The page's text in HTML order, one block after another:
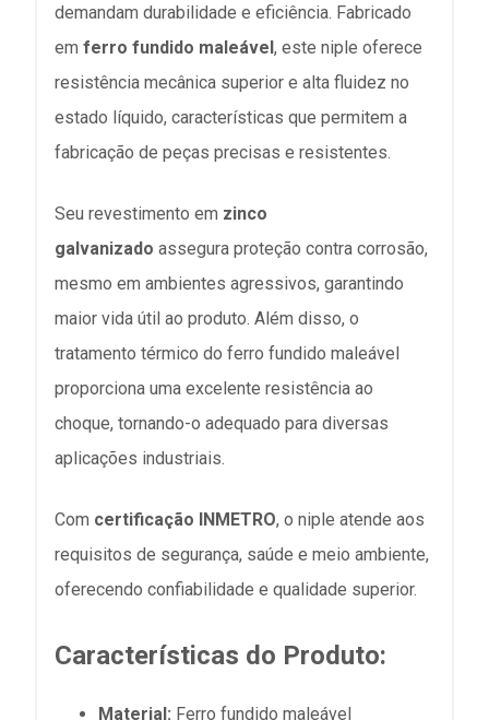
demandam durabilidade e eficiência. Fabricado
em ferro fundido maleável, este niple oferece
resistência mecânica superior e alta fluidez no
estado líquido, características que permitem a
fabricação de peças precisas e resistentes.
Seu revestimento em zinco
galvanizado assegura proteção contra corrosão,
mesmo em ambientes agressivos, garantindo
maior vida útil ao produto. Além disso, o
tratamento térmico do ferro fundido maleável
proporciona uma excelente resistência ao
choque, tornando-o adequado para diversas
aplicações industriais.
Com certificação INMETRO, o niple atende aos
requisitos de segurança, saúde e meio ambiente,
oferecendo confiabilidade e qualidade superior.
Características do Produto:
Material: Ferro fundido maleável